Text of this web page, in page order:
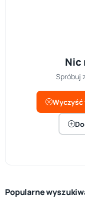
Nic
Spróbuj
Popularne